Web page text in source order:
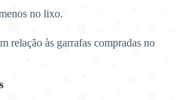
no lixo.
relação às garrafas compradas no